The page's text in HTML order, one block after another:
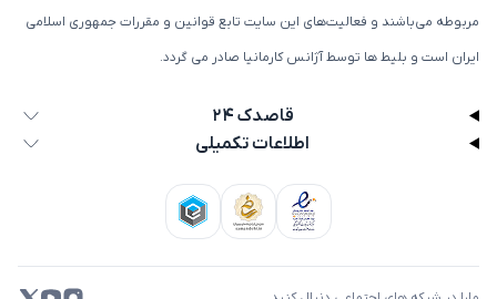
مربوطه می‌باشند و فعاليت‌های اين سايت تابع قوانين و مقررات جمهوری اسلامی
ايران است و بلیط ها توسط آژانس کارمانیا صادر می گردد.
قاصدک ۲۴
اطلاعات تکمیلی